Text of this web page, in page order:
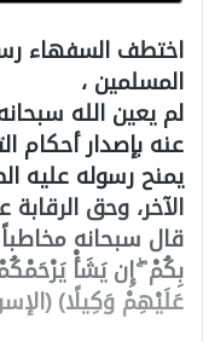
اختطف السفهاء
المسلمين ،
لم يعين الله
عنه بإصدار أحكام
يمنح رسوله عليه
الآخر، وحق
قال سبحانه
بِكُمْ ۖ إِن يَشَأْ
عَلَيْهِمْ وَكِيلًا)